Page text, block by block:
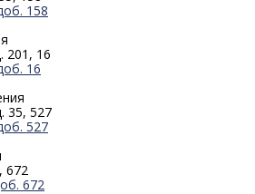
158
201, 16
16
35, 527
527
672
672